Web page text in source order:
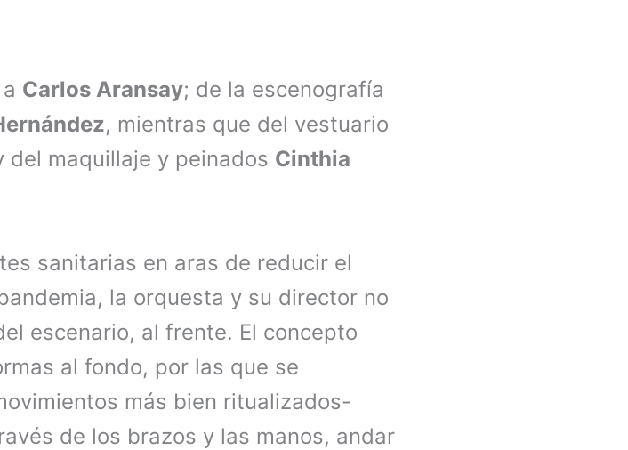
Carlos Aransay; de la escenografía
, mientras que del vestuario
del maquillaje y peinados Cinthia
sanitarias en aras de reducir el
la orquesta y su director no
escenario, al frente. El concepto
al fondo, por las que se
más bien ritualizados-
de los brazos y las manos, andar